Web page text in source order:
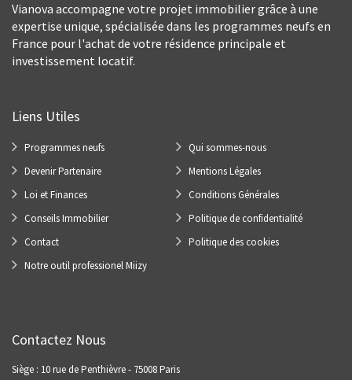
Vianova accompagne votre projet immobilier grâce à une
expertise unique, spécialisée dans les programmes neufs en
France pour l'achat de votre résidence principale et
investissement locatif.
Liens Utiles
Programmes neufs
Devenir Partenaire
Loi et Finances
Conseils Immobilier
Contact
Notre outil professionel Miizy
Qui sommes-nous
Mentions Légales
Conditions Générales
Politique de confidentialité
Politique des cookies
Contactez Nous
Siège : 10 rue de Penthièvre - 75008 Paris